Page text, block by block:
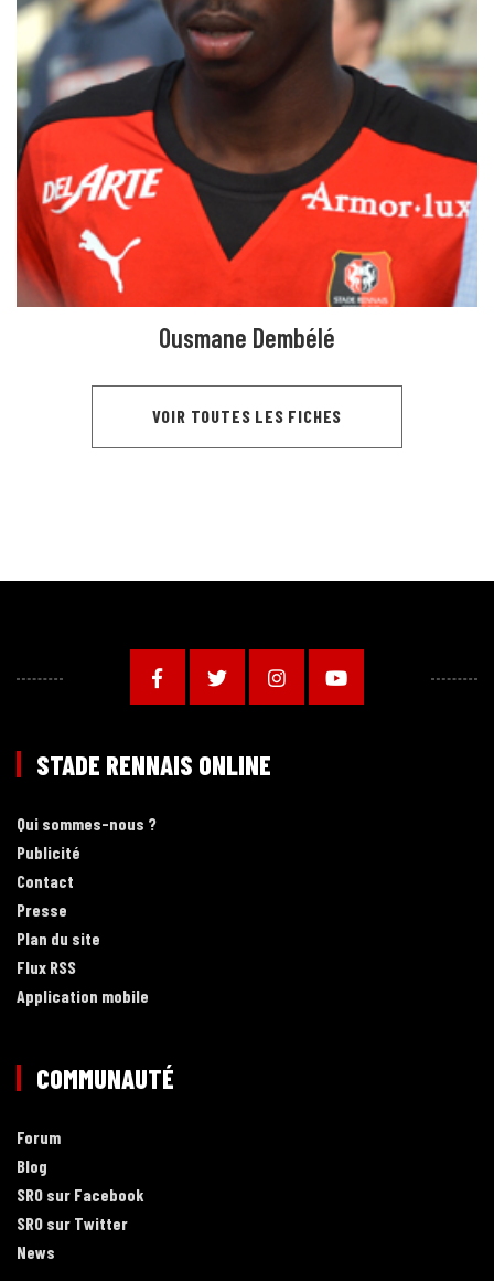
Ousmane Dembélé
VOIR TOUTES LES FICHES
STADE RENNAIS ONLINE
Qui sommes-nous ?
Publicité
Contact
Presse
Plan du site
Flux RSS
Application mobile
COMMUNAUTÉ
Forum
Blog
SRO sur Facebook
SRO sur Twitter
News